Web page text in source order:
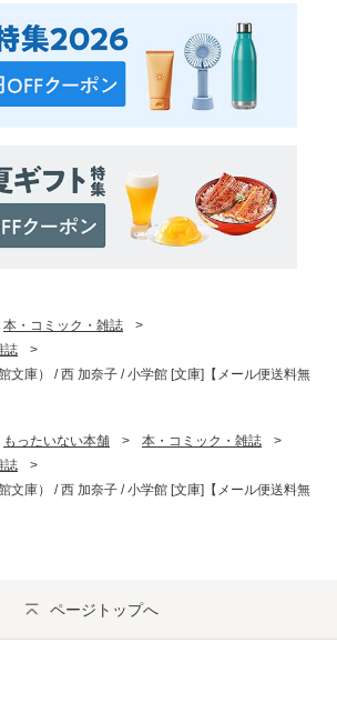
本・コミック・雑誌
>
誌
>
文庫） / 西 加奈子 / 小学館 [文庫]【メール便送料無
もったいない本舗 > 本・コミック・雑誌
>
誌
>
文庫） / 西 加奈子 / 小学館 [文庫]【メール便送料無
ページトップへ